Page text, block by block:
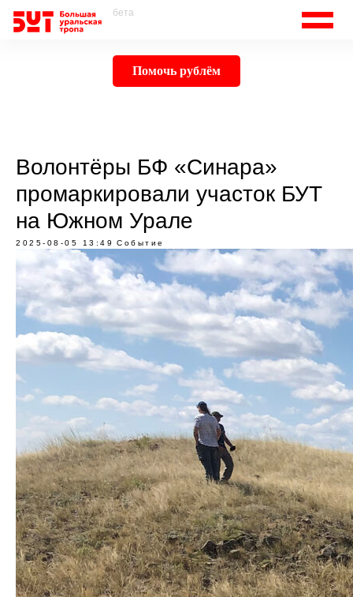
бета
Помочь рублём
Волонтёры БФ «Синара»
промаркировали участок БУТ
на Южном Урале
2025-08-05 13:49 Событие